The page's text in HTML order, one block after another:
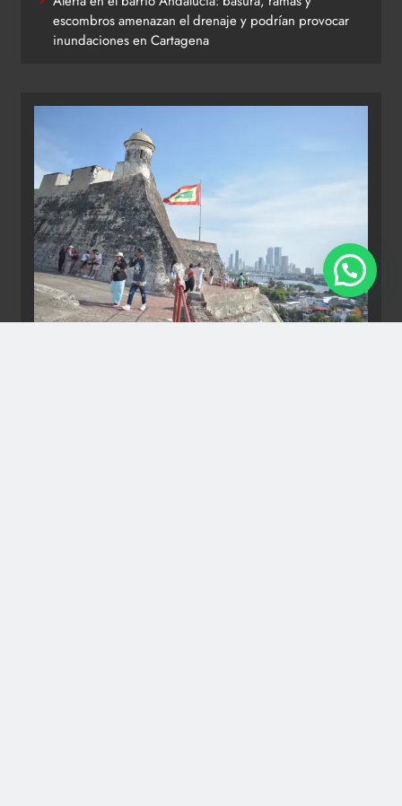
escombros amenazan el drenaje y podrían provocar
inundaciones en Cartagena